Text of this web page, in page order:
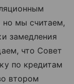
но мы считаем,
замедления
что Совет
по кредитам
втором